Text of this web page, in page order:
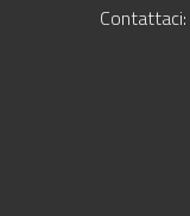
Contattaci: